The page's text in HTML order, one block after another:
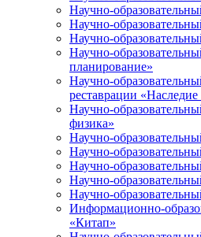
Научно-
Научно-
Научно-
Научно-
планирование»
Научно-
реставрации
Научно-
физика»
Научно-
Научно-
Научно-
Научно-
Научно-
Информационно-
«Китап»